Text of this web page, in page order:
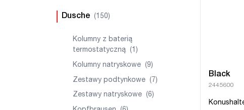
Dusche (150)
Kolumny z baterią
termostatyczną (1)
Kolumny natryskowe (9)
Zestawy podtynkowe (7)
Zestawy natryskowe (6)
Black
2445600